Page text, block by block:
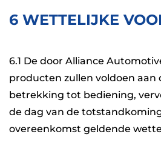
6 WETTELIJKE
6.1 De door Alliance
producten zullen voldoen aan
betrekking tot bediening,
de dag van de
overeenkomst geldende